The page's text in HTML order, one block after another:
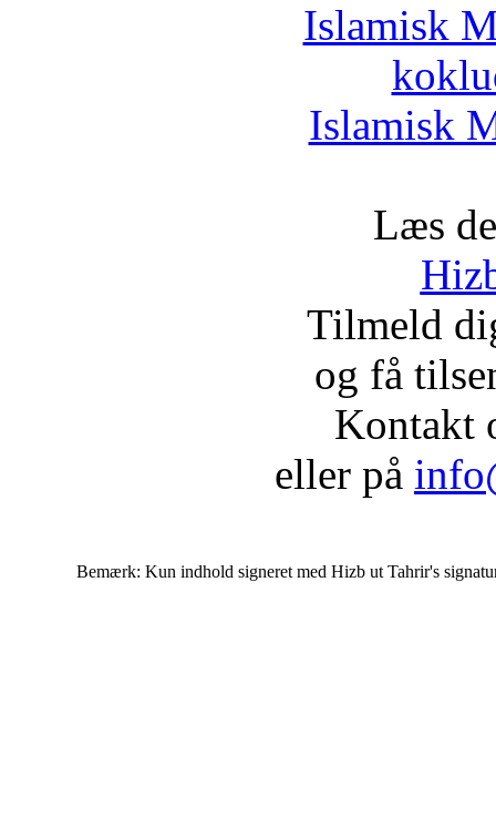
Islamisk
Islamisk
Læs
Tilmeld
og få
Kontakt
eller på
Bemærk: Kun indhold signeret med Hizb ut Tahrir's